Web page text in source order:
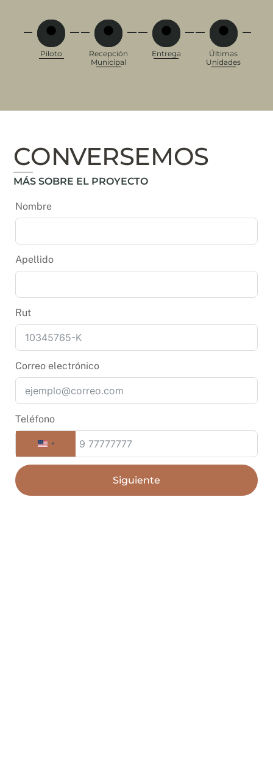
Piloto
Recepción
Municipal
Entrega
Últimas
Unidades
CONVERSEMOS
MÁS SOBRE EL PROYECTO
Nombre
Apellido
Rut
Correo electrónico
Teléfono
U
n
t
Siguiente